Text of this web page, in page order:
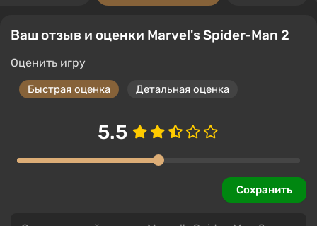
Ваш отзыв и оценки Marvel's Spider-Man 2
Оценить игру
Быстрая оценка Детальная оценка
5.5
Сохранить